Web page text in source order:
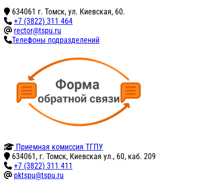
634061 г. Томск, ул. Киевская, 60.
+7 (3822) 311 464
rector@tspu.ru
Телефоны подразделений
Приемная комиссия ТГПУ
634061, г. Томск, Киевская ул., 60, каб. 209
+7 (3822) 311 411
pktspu@tspu.ru